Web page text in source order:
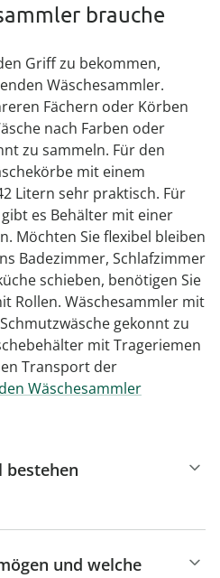
brauche
Griff zu bekommen,
Wäschesammler.
Fächern oder Körben
nach Farben oder
zu sammeln. Für den
mit einem
Litern sehr praktisch. Für
es Behälter mit einer
Möchten Sie flexibel bleiben
Badezimmer, Schlafzimmer
schieben, benötigen Sie
Rollen. Wäschesammler mit
gekonnt zu
mit Trageriemen
Transport der
Wäschesammler
bestehen
und welche